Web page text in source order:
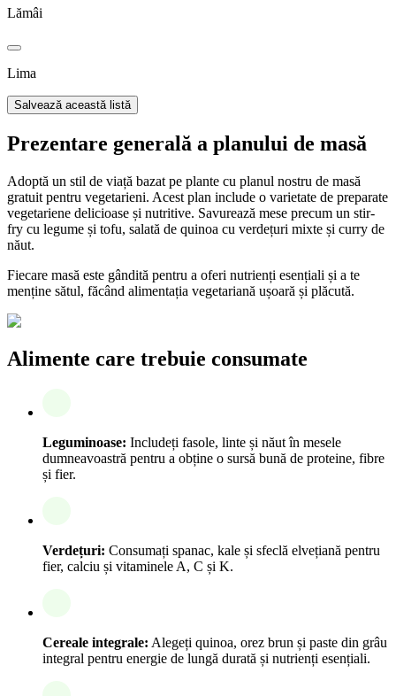
Lămâi
Lima
Salvează această listă
Prezentare generală a planului de masă
Adoptă un stil de viață bazat pe plante cu planul nostru de masă
gratuit pentru vegetarieni. Acest plan include o varietate de preparate
vegetariene delicioase și nutritive. Savurează mese precum un stir-
fry cu legume și tofu, salată de quinoa cu verdețuri mixte și curry de
năut.
Fiecare masă este gândită pentru a oferi nutrienți esențiali și a te
menține sătul, făcând alimentația vegetariană ușoară și plăcută.
Alimente care trebuie consumate
Leguminoase: Includeți fasole, linte și năut în mesele
dumneavoastră pentru a obține o sursă bună de proteine, fibre
și fier.
Verdețuri: Consumați spanac, kale și sfeclă elvețiană pentru
fier, calciu și vitaminele A, C și K.
Cereale integrale: Alegeți quinoa, orez brun și paste din grâu
integral pentru energie de lungă durată și nutrienți esențiali.